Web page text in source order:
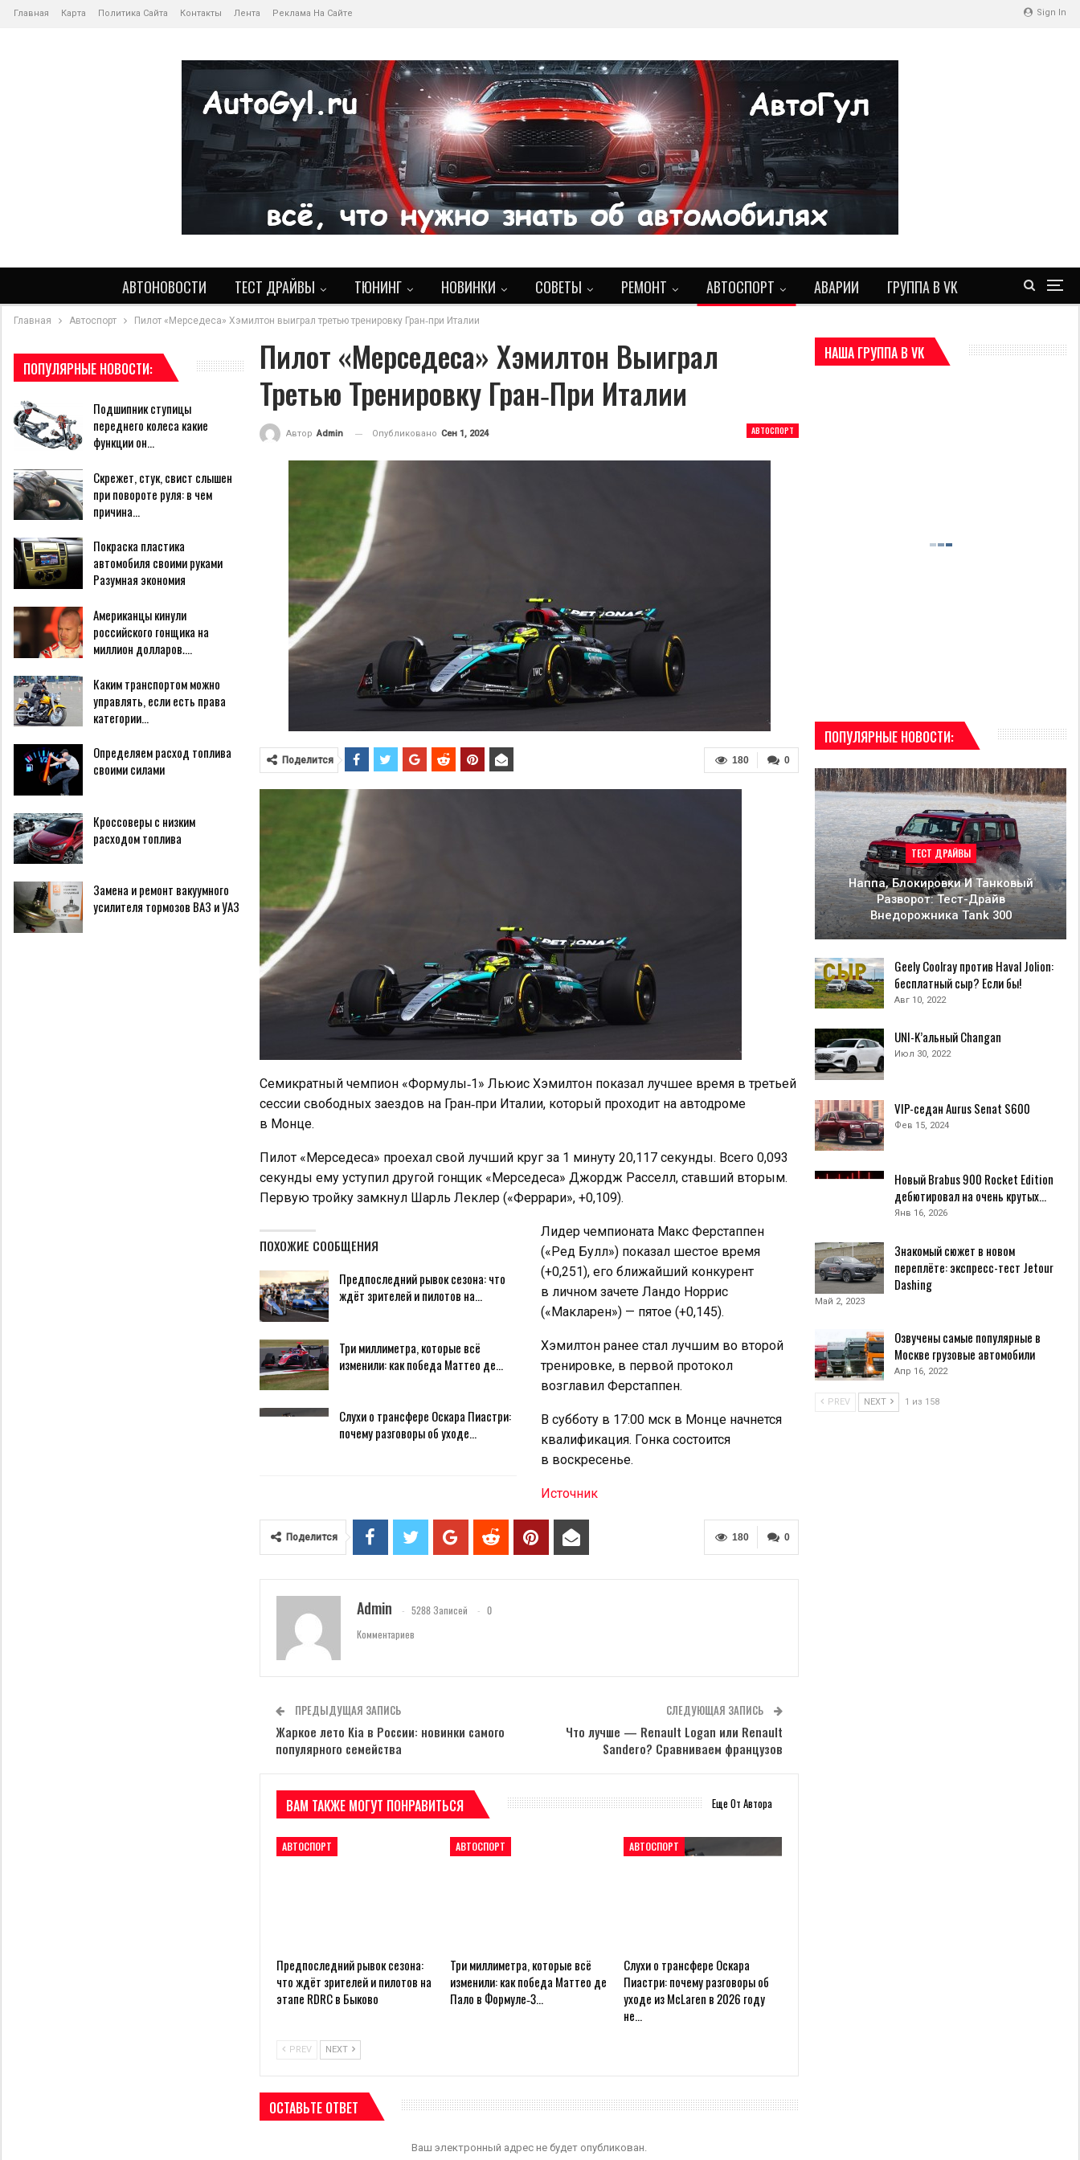
Sign In
Главная Карта Политика Сайта Контакты Лента Реклама На Сайте
АВТОНОВОСТИ ТЕСТ ДРАЙВЫ ТЮНИНГ НОВИНКИ СОВЕТЫ РЕМОНТ АВТОСПОРТ АВАРИИ ГРУППА В VK
Главная Автоспорт Пилот «Мерседеса» Хэмилтон выиграл третью тренировку Гран‑при Италии
Пилот «Мерседеса» Хэмилтон Выиграл
Третью Тренировку Гран‑при Италии
АВТОСПОРТ
Автор Admin Опубликовано Сен 1, 2024
0
180
Поделится
Семикратный чемпион «Формулы‑1» Льюис Хэмилтон показал лучшее время в третьей
сессии свободных заездов на Гран‑при Италии, который проходит на автодроме
в Монце.
Пилот «Мерседеса» проехал свой лучший круг за 1 минуту 20,117 секунды. Всего 0,093
секунды ему уступил другой гонщик «Мерседеса» Джордж Расселл, ставший вторым.
Первую тройку замкнул Шарль Леклер («Феррари», +0,109).
ПОХОЖИЕ СООБЩЕНИЯ
Предпоследний рывок сезона: что
ждёт зрителей и пилотов на…
Три миллиметра, которые всё
изменили: как победа Маттео де…
Слухи о трансфере Оскара Пиастри:
почему разговоры об уходе…
Лидер чемпионата Макс Ферстаппен
(«Ред Булл») показал шестое время
(+0,251), его ближайший конкурент
в личном зачете Ландо Норрис
(«Макларен») — пятое (+0,145).
Хэмилтон ранее стал лучшим во второй
тренировке, в первой протокол
возглавил Ферстаппен.
В субботу в 17:00 мск в Монце начнется
квалификация. Гонка состоится
в воскресенье.
Источник
0
180
Поделится
Admin 5288 Записей
0
Комментариев
ПРЕДЫДУЩАЯ ЗАПИСЬ
Жаркое лето Kia в России: новинки самого
популярного семейства
СЛЕДУЮЩАЯ ЗАПИСЬ
Что лучше — Renault Logan или Renault
Sandero? Сравниваем французов
ВАМ ТАКЖЕ МОГУТ ПОНРАВИТЬСЯ Еще От Автора
АВТОСПОРТ
Предпоследний рывок сезона:
что ждёт зрителей и пилотов на
этапе RDRC в Быково
АВТОСПОРТ
Три миллиметра, которые всё
изменили: как победа Маттео де
Пало в Формуле‑3…
АВТОСПОРТ
Слухи о трансфере Оскара
Пиастри: почему разговоры об
уходе из McLaren в 2026 году
не…
PREV NEXT
ОСТАВЬТЕ ОТВЕТ
Ваш электронный адрес не будет опубликован.
НАША ГРУППА В VK
ПОПУЛЯРНЫЕ НОВОСТИ:
ТЕСТ ДРАЙВЫ
Наппа, Блокировки И Танковый
Разворот: Тест-Драйв
Внедорожника Tank 300
Geely Coolray против Haval Jolion:
бесплатный сыр? Если бы!
Авг 10, 2022
UNI-K’альный Changan
Июл 30, 2022
VIP-седан Aurus Senat S600
Фев 15, 2024
Новый Brabus 900 Rocket Edition
дебютировал на очень крутых…
Янв 16, 2026
Знакомый сюжет в новом
переплёте: экспресс-тест Jetour
Dashing
Май 2, 2023
Озвучены самые популярные в
Москве грузовые автомобили
Апр 16, 2022
PREV NEXT 1 из 158
ПОПУЛЯРНЫЕ НОВОСТИ:
Подшипник ступицы
переднего колеса какие
функции он…
Скрежет, стук, свист слышен
при повороте руля: в чем
причина…
Покраска пластика
автомобиля своими руками
Разумная экономия
Американцы кинули
российского гонщика на
миллион долларов.…
Каким транспортом можно
управлять, если есть права
категории…
Определяем расход топлива
своими силами
Кроссоверы с низким
расходом топлива
Замена и ремонт вакуумного
усилителя тормозов ВАЗ и УАЗ